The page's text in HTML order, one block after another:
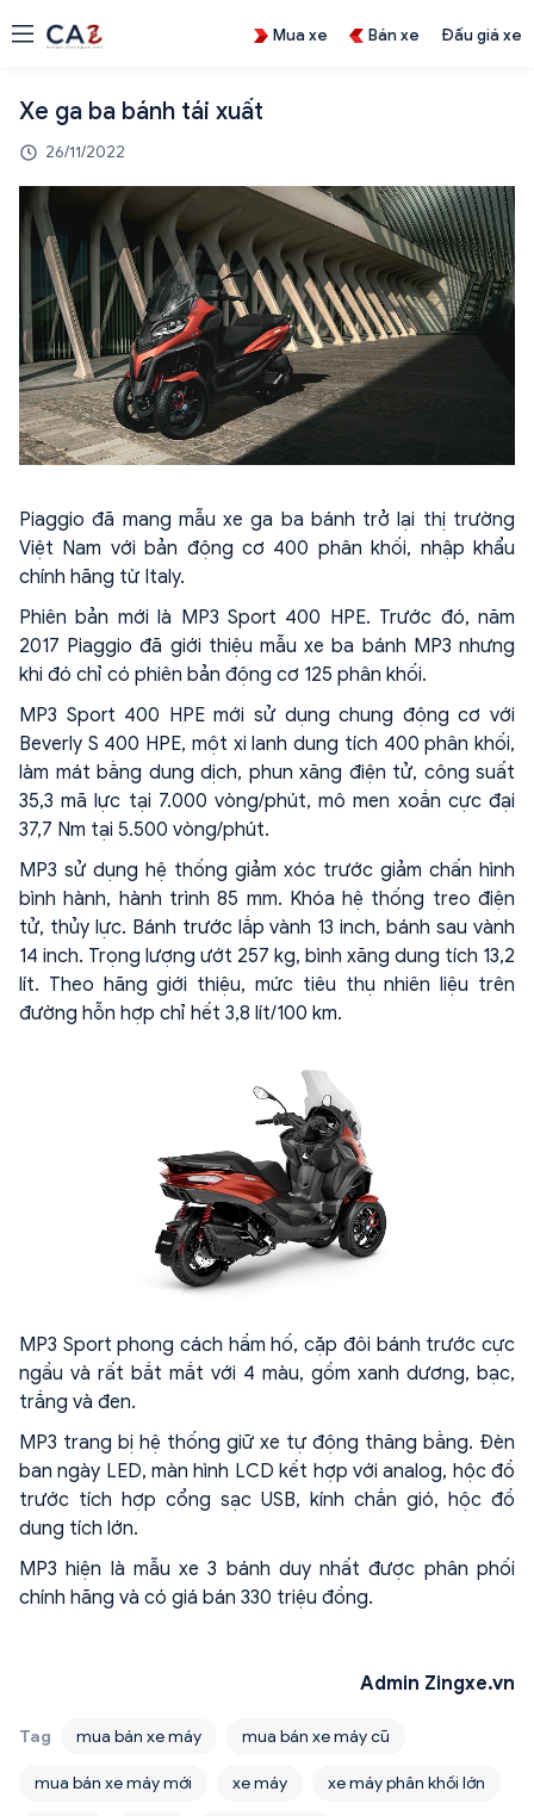
Mua xe Bán xe Đấu giá xe
Xe ga ba bánh tái xuất
26/11/2022
Piaggio đã mang mẫu xe ga ba bánh trở lại thị trường
Việt Nam với bản động cơ 400 phân khối, nhập khẩu
chính hãng từ Italy.
Phiên bản mới là MP3 Sport 400 HPE. Trước đó, năm
2017 Piaggio đã giới thiệu mẫu xe ba bánh MP3 nhưng
khi đó chỉ có phiên bản động cơ 125 phân khối.
MP3 Sport 400 HPE mới sử dụng chung động cơ với
Beverly S 400 HPE, một xi lanh dung tích 400 phân khối,
làm mát bằng dung dịch, phun xăng điện tử, công suất
35,3 mã lực tại 7.000 vòng/phút, mô men xoắn cực đại
37,7 Nm tại 5.500 vòng/phút.
MP3 sử dụng hệ thống giảm xóc trước giảm chấn hình
bình hành, hành trình 85 mm. Khóa hệ thống treo điện
tử, thủy lực. Bánh trước lắp vành 13 inch, bánh sau vành
14 inch. Trọng lượng ướt 257 kg, bình xăng dung tích 13,2
lít. Theo hãng giới thiệu, mức tiêu thụ nhiên liệu trên
đường hỗn hợp chỉ hết 3,8 lít/100 km.
MP3 Sport phong cách hầm hố, cặp đôi bánh trước cực
ngầu và rất bắt mắt với 4 màu, gồm xanh dương, bạc,
trắng và đen.
MP3 trang bị hệ thống giữ xe tự động thăng bằng. Đèn
ban ngày LED, màn hình LCD kết hợp với analog, hộc đồ
trước tích hợp cổng sạc USB, kính chắn gió, hộc đồ
dung tích lớn.
MP3 hiện là mẫu xe 3 bánh duy nhất được phân phối
chính hãng và có giá bán 330 triệu đồng.
Admin Zingxe.vn
Tag mua bán xe máy mua bán xe máy cũ
mua bán xe máy mới xe máy xe máy phân khối lớn